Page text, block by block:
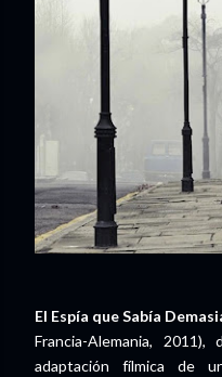
El Espía que Sabía
Francia-Alemania,
adaptación fílmica de